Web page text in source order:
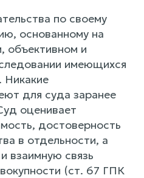
по своему
основанному на
объективном и
имеющихся
Никакие
для суда заранее
оценивает
достоверность
в отдельности, а
взаимную связь
(ст. 67 ГПК